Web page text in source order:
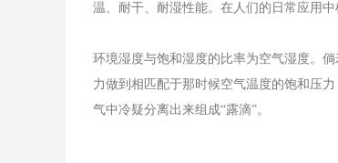
温、耐干、耐湿性能。在人们的日常应用
环境湿度与饱和湿度的比率为空气湿度。
力做到相匹配于那时候空气温度的饱和压
气中冷疑分离出来组成“露滴”。